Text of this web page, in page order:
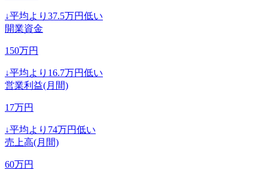
↓平均より 37.5万円低い
開業資金
150万円
↓平均より 16.7万円低い
営業利益(月間)
17万円
↓平均より 74万円低い
売上高(月間)
60万円